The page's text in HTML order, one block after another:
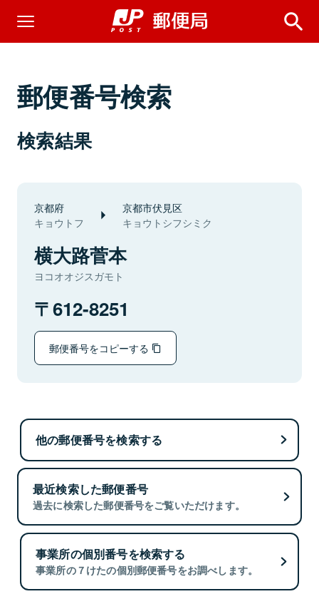
郵便番号検索
検索結果
京都府
キョウトフ
京都市伏見区
キョウトシフシミク
横大路菅本
ヨコオオジスガモト
612-8251
郵便番号をコピーする
他の郵便番号を検索する
最近検索した郵便番号
過去に検索した郵便番号をご覧いただけます。
事業所の個別番号を検索する
事業所の７けたの個別郵便番号をお調べします。